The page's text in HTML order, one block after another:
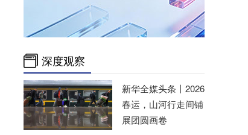
深度观察
新华全媒头条丨 2026
春运，山河行走间铺
展团圆画卷